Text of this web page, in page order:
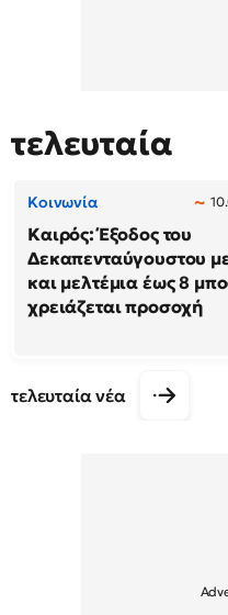
τελευταία
Κοινωνία
Καιρός: Έξοδος του
Δεκαπενταύγουστου
και μελτέμια έως 8
χρειάζεται προσοχή
τελευταία νέα